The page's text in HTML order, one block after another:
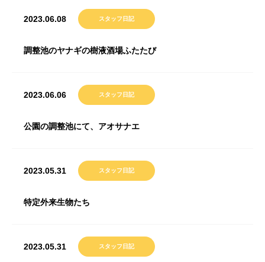
2023.06.08 スタッフ日記
調整池のヤナギの樹液酒場ふたたび
2023.06.06 スタッフ日記
公園の調整池にて、アオサナエ
2023.05.31 スタッフ日記
特定外来生物たち
2023.05.31 スタッフ日記